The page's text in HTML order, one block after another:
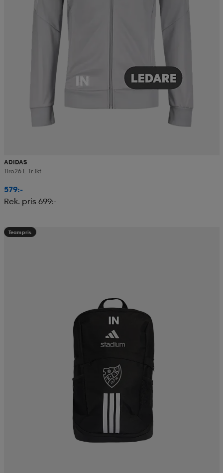
ADIDAS
Tiro26 L Tr Jkt
579:-
Rek. pris 699:-
Teampris